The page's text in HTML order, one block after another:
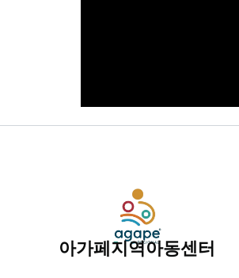
아가페지역아동센터